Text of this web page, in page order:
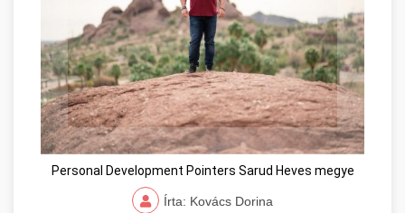
Personal Development Pointers Sarud Heves megye
Írta: Kovács Dorina